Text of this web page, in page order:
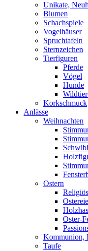
Unikate,
Blumen
Schachspiele
Vogelhäuser
Spruchtafeln
Sternzeichen
Tierfiguren
Pferde
Vögel
Hunde
Korkschmuck
Anlässe
Weihnachten
Ostern
Oster-
Kommunion,
Taufe